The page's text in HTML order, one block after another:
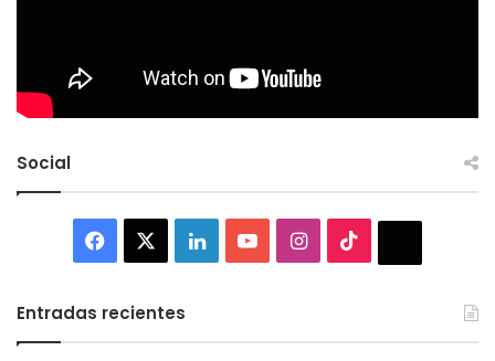
Social
Facebook LinkedInYouTubeInstagram
Entradas recientes